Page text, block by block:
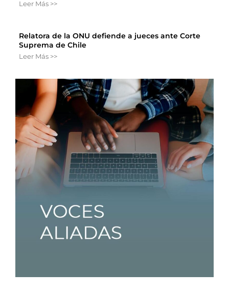
Leer Más >>
Relatora de la ONU defiende a jueces ante Corte
Suprema de Chile
Leer Más >>